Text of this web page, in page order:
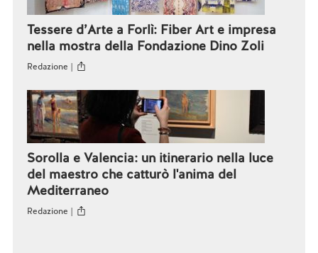
Tessere d’Arte a Forlì: Fiber Art e impresa
nella mostra della Fondazione Dino Zoli
Redazione |
Sorolla e Valencia: un itinerario nella luce
del maestro che catturò l'anima del
Mediterraneo
Redazione |